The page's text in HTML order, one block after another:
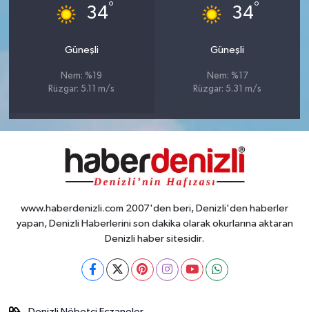
34°
Güneşli
Nem: %19
Rüzgar: 5.11 m/s
34°
Güneşli
Nem: %17
Rüzgar: 5.31 m/s
www.haberdenizli.com 2007'den beri, Denizli'den haberler
yapan, Denizli Haberlerini son dakika olarak okurlarına aktaran
Denizli haber sitesidir.